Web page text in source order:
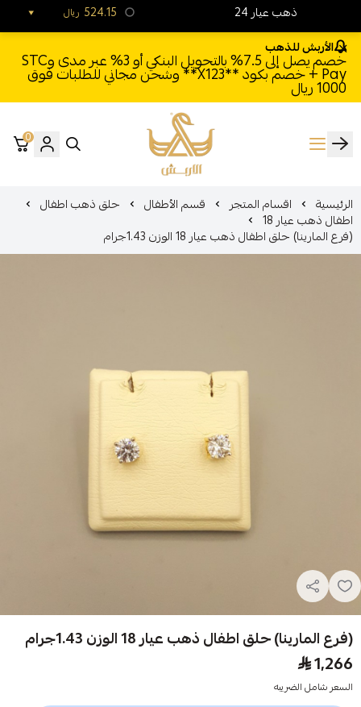
الأربش للذهب
خصم يصل إلى 7.5% بالتحويل البنكي أو 3% عبر مدى وSTC
Pay + خصم بكود **X123** وشحن مجاني للطلبات فوق
1000 ريال
الأربش للذهب
0
الرئيسية اقسام المتجر قسم الأطفال حلق ذهب اطفال
اطفال ذهب عيار 18
(فرع المارينا) حلق اطفال ذهب عيار 18 الوزن 1.43جرام
(فرع المارينا) حلق اطفال ذهب عيار 18 الوزن 1.43جرام
1,266
السعر شامل الضريبه
24 ذهب عيار ريال 524.15